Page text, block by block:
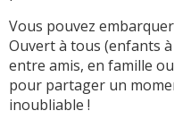
Vous pouvez
Ouvert à tous (enfants
entre amis, en famille
pour partager un
inoubliable !